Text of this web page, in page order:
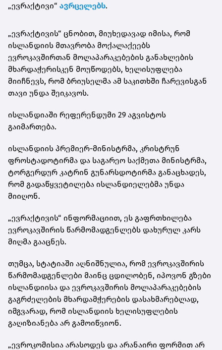
„ევრაქტივი“ ავრცელებს.
„ევრაქტივის“ ცნობით, მიუხედავად იმისა, რომ
ისლანდიის მთავრობა მოქალაქეებს
ევროკავშირთან მოლაპარაკებების განახლების
მხარდაჭერისკენ მოუწოდებს, ხელისუფლება
მიიჩნევს, რომ ბრიუსელმა ამ საკითხში ჩარევისგან
თავი უნდა შეიკავოს.
ისლანდიაში რეფერენდუმი 29 აგვისტოს
გაიმართება.
ისლანდიის პრემიერ-მინისტრმა, კრისტრუნ
ფროსტადოტირმა და საგარეო საქმეთა მინისტრმა,
ტორგერდურ კატრინ გუნარსდოტირმა განაცხადეს,
რომ გადაწყვეტილება ისლანდიელებმა უნდა
მიიღონ.
„ევრაქტივის“ ინფორმაციით, ეს გაფრთხილება
ევროკავშირის წარმომადგენლებს დახურულ კარს
მიღმა გააცნეს.
თუმცა, სტატიაში აღნიშნულია, რომ ევროკავშირის
წარმომადგენლები მაინც ცდილობენ, იპოვონ გზები
ისლანდიისა და ევროკავშირის მოლაპარაკებების
გაგრძელების მხარდამჭერების დასახმარებლად,
იმგვარად, რომ ისლანდიის ხელისუფლების
გაღიზიანება არ გამოიწვიონ.
„ევროკომისია არასოდეს და არანაირი ფორმით არ